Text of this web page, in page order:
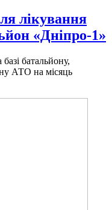
лікування
«Дніпро-1»
батальйону,
АТО на місяць